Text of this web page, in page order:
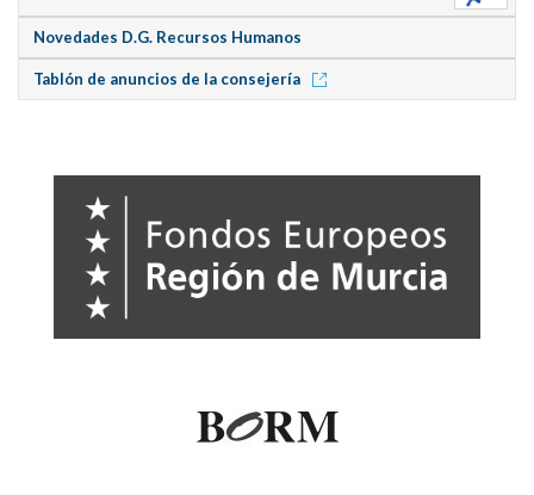
Novedades D.G. Recursos Humanos
Tablón de anuncios de la consejería